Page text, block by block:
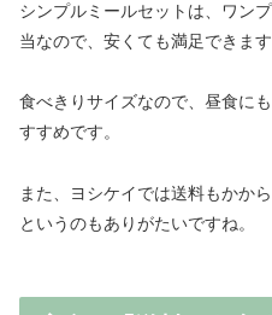
シンプルミールセットは、ワン
当なので、安くても満足できます
食べきりサイズなので、昼食に
すすめです。
また、ヨシケイでは送料もかか
というのもありがたいですね。